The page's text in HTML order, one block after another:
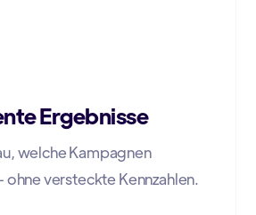
Ergebnisse
welche Kampagnen
ohne versteckte Kennzahlen.